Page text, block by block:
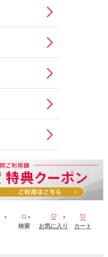
検索 お気に入り カート